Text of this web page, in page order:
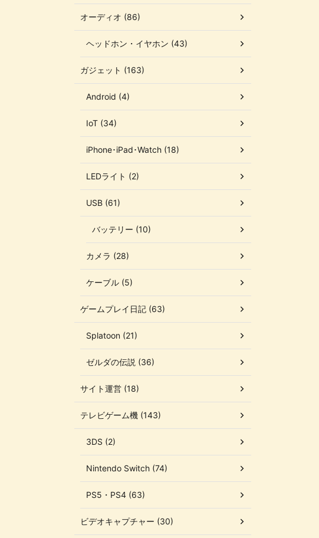
オーディオ (86)
ヘッドホン・イヤホン (43)
ガジェット (163)
Android (4)
IoT (34)
iPhone･iPad･Watch (18)
LEDライト (2)
USB (61)
バッテリー (10)
カメラ (28)
ケーブル (5)
ゲームプレイ日記 (63)
Splatoon (21)
ゼルダの伝説 (36)
サイト運営 (18)
テレビゲーム機 (143)
3DS (2)
Nintendo Switch (74)
PS5・PS4 (63)
ビデオキャプチャー (30)